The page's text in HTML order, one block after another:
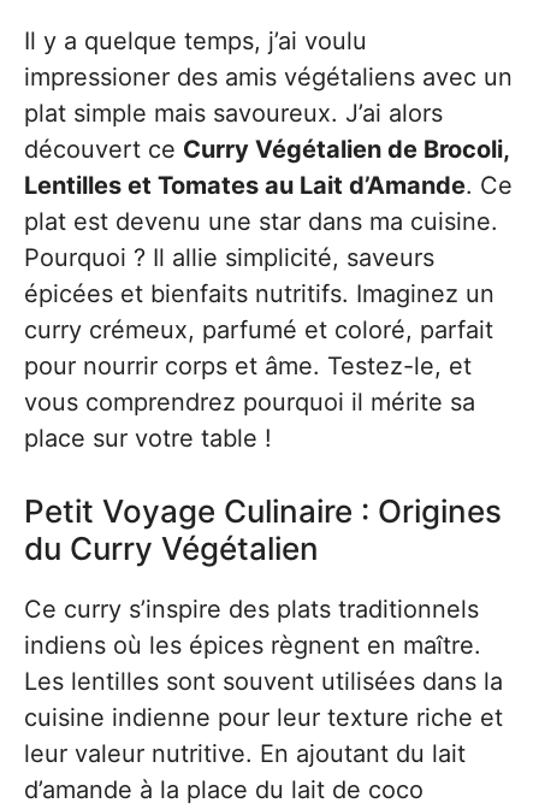
Il y a quelque temps, j’ai voulu
impressioner des amis végétaliens avec un
plat simple mais savoureux. J’ai alors
découvert ce Curry Végétalien de Brocoli,
Lentilles et Tomates au Lait d’Amande. Ce
plat est devenu une star dans ma cuisine.
Pourquoi ? Il allie simplicité, saveurs
épicées et bienfaits nutritifs. Imaginez un
curry crémeux, parfumé et coloré, parfait
pour nourrir corps et âme. Testez-le, et
vous comprendrez pourquoi il mérite sa
place sur votre table !
Petit Voyage Culinaire : Origines
du Curry Végétalien
Ce curry s’inspire des plats traditionnels
indiens où les épices règnent en maître.
Les lentilles sont souvent utilisées dans la
cuisine indienne pour leur texture riche et
leur valeur nutritive. En ajoutant du lait
d’amande à la place du lait de coco